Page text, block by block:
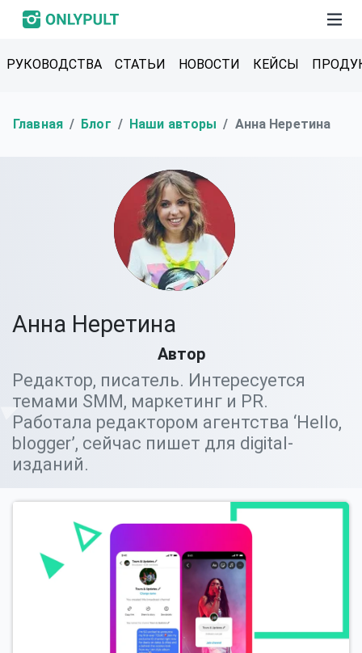
РУКОВОДСТВА СТАТЬИ НОВОСТИ КЕЙСЫ
Главная Блог Наши авторы Анна Неретина
Анна Неретина
Автор
Редактор, писатель. Интересуется
темами SMM, маркетинг и PR.
Работала редактором агентства ‘Hello,
blogger’, сейчас пишет для digital-
изданий.